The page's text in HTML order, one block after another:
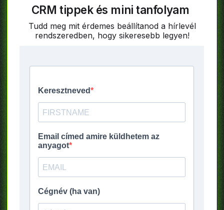
CRM tippek és mini tanfolyam
Tudd meg mit érdemes beállítanod a hírlevél
rendszeredben, hogy sikeresebb legyen!